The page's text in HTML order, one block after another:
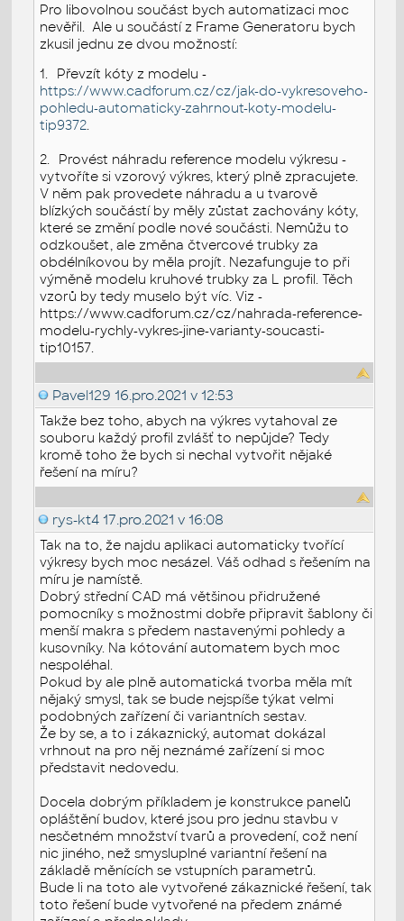
Pro libovolnou součást bych automatizaci moc
nevěřil. Ale u součástí z Frame Generatoru bych
zkusil jednu ze dvou možností:
1.
Převzít kóty z modelu -
https://www.cadforum.cz/cz/jak-do-vykresoveho-
pohledu-automaticky-zahrnout-koty-modelu-
tip9372.
2.
Provést náhradu reference modelu výkresu -
vytvoříte si vzorový výkres, který plně zpracujete.
V něm pak provedete náhradu a u tvarově
blízkých součástí by měly zůstat zachovány kóty,
které se změní podle nové součásti. Nemůžu to
odzkoušet, ale změna čtvercové trubky za
obdélníkovou by měla projít. Nezafunguje to při
výměně modelu kruhové trubky za L profil. Těch
vzorů by tedy muselo být víc. Viz -
https://www.cadforum.cz/cz/nahrada-reference-
modelu-rychly-vykres-jine-varianty-soucasti-
tip10157.
Pavel129 16.pro.2021 v 12:53
Takže bez toho, abych na výkres vytahoval ze
souboru každý profil zvlášť to nepůjde? Tedy
kromě toho že bych si nechal vytvořit nějaké
řešení na míru?
rys-kt4 17.pro.2021 v 16:08
Tak na to, že najdu aplikaci automaticky tvořící
výkresy bych moc nesázel. Váš odhad s řešením na
míru je namístě.
Dobrý střední CAD má většinou přidružené
pomocníky s možnostmi dobře připravit šablony či
menší makra s předem nastavenými pohledy a
kusovníky. Na kótování automatem bych moc
nespoléhal.
Pokud by ale plně automatická tvorba měla mít
nějaký smysl, tak se bude nejspíše týkat velmi
podobných zařízení či variantních sestav.
Že by se, a to i zákaznický, automat dokázal
vrhnout na pro něj neznámé zařízení si moc
představit nedovedu.
Docela dobrým příkladem je konstrukce panelů
opláštění budov, které jsou pro jednu stavbu v
nesčetném množství tvarů a provedení, což není
nic jiného, než smysluplné variantní řešení na
základě měnících se vstupních parametrů.
Bude li na toto ale vytvořené zákaznické řešení, tak
toto řešení bude vytvořené na předem známé